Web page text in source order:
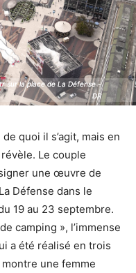
sur la place de La Défense -
DR
sur la place de La Défense -
DR
quoi il s’agit, mais en
Le couple
une œuvre de
Défense dans le
19 au 23 septembre.
camping », l’immense
a été réalisé en trois
une femme